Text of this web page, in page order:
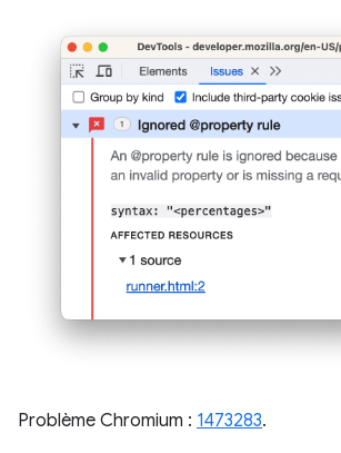
Problème Chromium : 1473283.